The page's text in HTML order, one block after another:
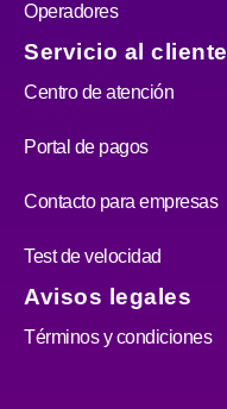
Operadores
Servicio al cliente
Centro de atención
Portal de pagos
Contacto para empresas
Test de velocidad
Avisos legales
Términos y condiciones